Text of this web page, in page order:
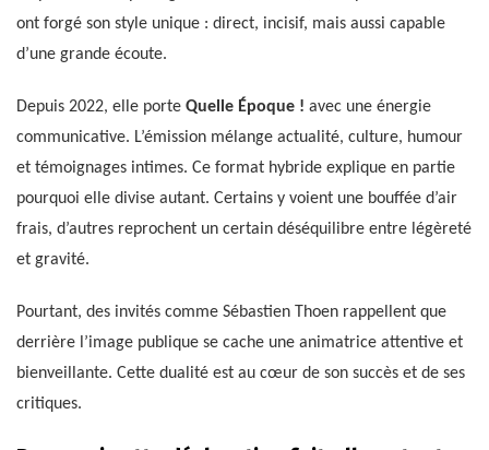
ont forgé son style unique : direct, incisif, mais aussi capable
d’une grande écoute.
Depuis 2022, elle porte Quelle Époque ! avec une énergie
communicative. L’émission mélange actualité, culture, humour
et témoignages intimes. Ce format hybride explique en partie
pourquoi elle divise autant. Certains y voient une bouffée d’air
frais, d’autres reprochent un certain déséquilibre entre légèreté
et gravité.
Pourtant, des invités comme Sébastien Thoen rappellent que
derrière l’image publique se cache une animatrice attentive et
bienveillante. Cette dualité est au cœur de son succès et de ses
critiques.